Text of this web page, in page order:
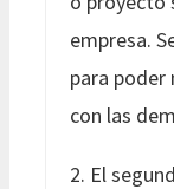
empresa.
para poder
con las
2. El